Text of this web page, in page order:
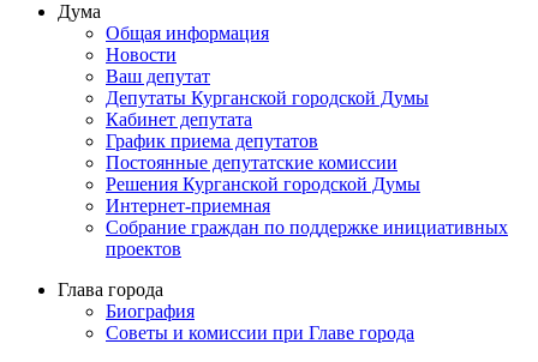
Дума
Общая информация
Новости
Ваш депутат
Депутаты Курганской городской Думы
Кабинет депутата
График приема депутатов
Постоянные депутатские комиссии
Решения Курганской городской Думы
Интернет-приемная
Собрание граждан по поддержке инициативных
проектов
Глава города
Биография
Советы и комиссии при Главе города